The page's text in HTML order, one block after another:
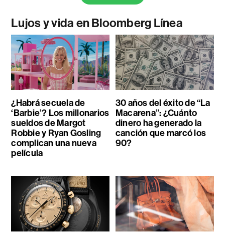
Lujos y vida en Bloomberg Línea
¿Habrá secuela de
‘Barbie’? Los millonarios
sueldos de Margot
Robbie y Ryan Gosling
complican una nueva
película
30 años del éxito de “La
Macarena”: ¿Cuánto
dinero ha generado la
canción que marcó los
90?